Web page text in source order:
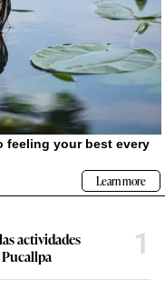
actividades
1